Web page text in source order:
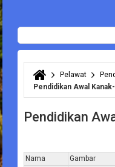
Borang carian
Anda di sini
Pelawat
Pendidikan Awal
Pendidikan
Nama Gambar